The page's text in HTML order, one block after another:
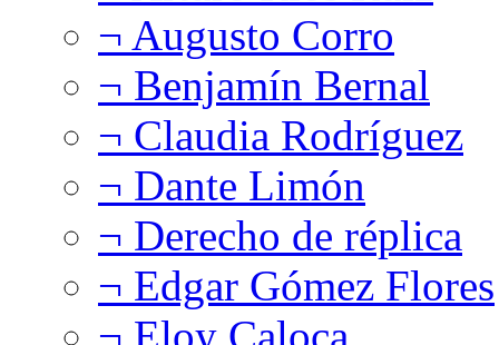
¬ Augusto Corro
¬ Benjamín Bernal
¬ Claudia Rodríguez
¬ Dante Limón
¬ Derecho de réplica
¬ Edgar Gómez Flores
¬ Eloy Caloca